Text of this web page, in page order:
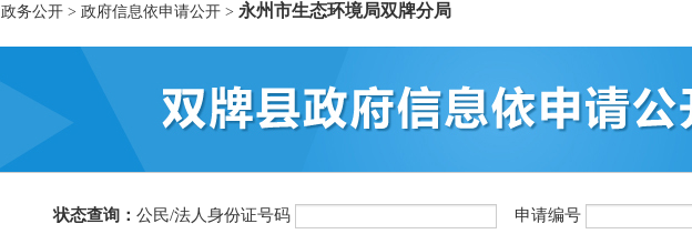
政务公开 > 政府信息依申请公开 > 永州市生态环境局双牌分局
状态查询： 公民/法人身份证号码 申请编号